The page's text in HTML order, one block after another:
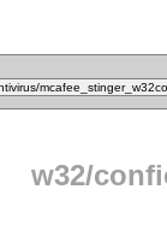
w32/